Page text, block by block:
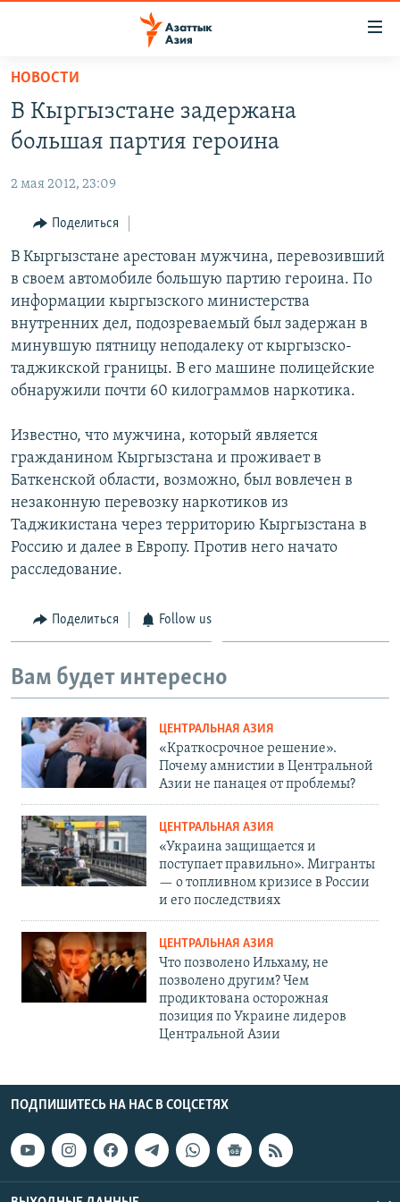
Вернуться
основному
содержанию
навигации
Вернутся
поиску
КАЗАХСТАН
УЗБЕКИСТАН
ТАДЖИКИСТАН
НОВОСТИ
ВОЙНА В УКРАИНЕ
НА ДРУГИХ ЯЗЫКАХ
ҚАЗАҚША
КЫРГЫЗЧА
ТОҶИКӢ
TÜRKMENÇE
Все сайты РСЕ/РС
НОВОСТИ
В Кыргызстане задержана
большая партия героина
2 мая 2012, 23:09
Поделиться
В Кыргызстане арестован мужчина, перевозивший
в своем автомобиле большую партию героина. По
информации кыргызского министерства
внутренних дел, подозреваемый был задержан в
минувшую пятницу неподалеку от кыргызско-
таджикской границы. В его машине полицейские
обнаружили почти 60 килограммов наркотика.
Известно, что мужчина, который является
гражданином Кыргызстана и проживает в
Баткенской области, возможно, был вовлечен в
незаконную перевозку наркотиков из
Таджикистана через территорию Кыргызстана в
Россию и далее в Европу. Против него начато
расследование.
Поделиться Follow us
Вам будет интересно
ЦЕНТРАЛЬНАЯ АЗИЯ
«Краткосрочное решение».
Почему амнистии в Центральной
Азии не панацея от проблемы?
ЦЕНТРАЛЬНАЯ АЗИЯ
«Украина защищается и
поступает правильно». Мигранты
— о топливном кризисе в России
и его последствиях
ЦЕНТРАЛЬНАЯ АЗИЯ
Что позволено Ильхаму, не
позволено другим? Чем
продиктована осторожная
позиция по Украине лидеров
Центральной Азии
ПОДПИШИТЕСЬ НА НАС В СОЦСЕТЯХ